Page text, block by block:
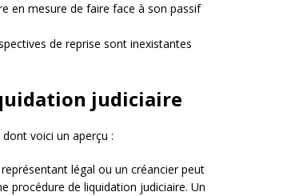
en mesure de faire face à son passif
de reprise sont inexistantes
judiciaire
voici un aperçu :
légal ou un créancier peut
procédure de liquidation judiciaire. Un